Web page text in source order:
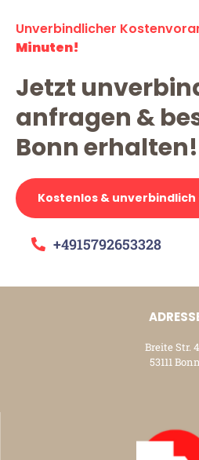
Unverbindlicher
Minuten!
Jetzt
anfragen &
Bonn erhalten!
Kostenlos &
+4915792653328
Breite Str.
53111 Bonn